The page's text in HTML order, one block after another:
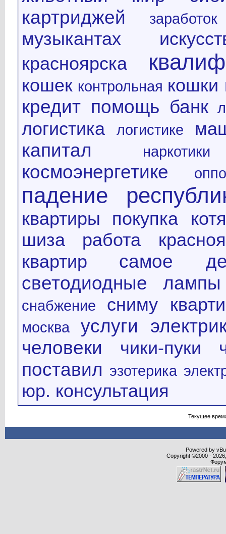
картриджей
заработок
музыкантах
красноярска
кошек контрольная кошки
кредит помощь банк
логистика логистике
капитал наркотики
космоэнергетике
падение
квартиры
покупка
шиза
работа
квартир
самое
светодиодные лампы
снабжение сниму
москва
услуги
человеки
чики-пуки
поставил эзотерика
юр. консультация
Текущее
Powered by
Copyright ©2000 -